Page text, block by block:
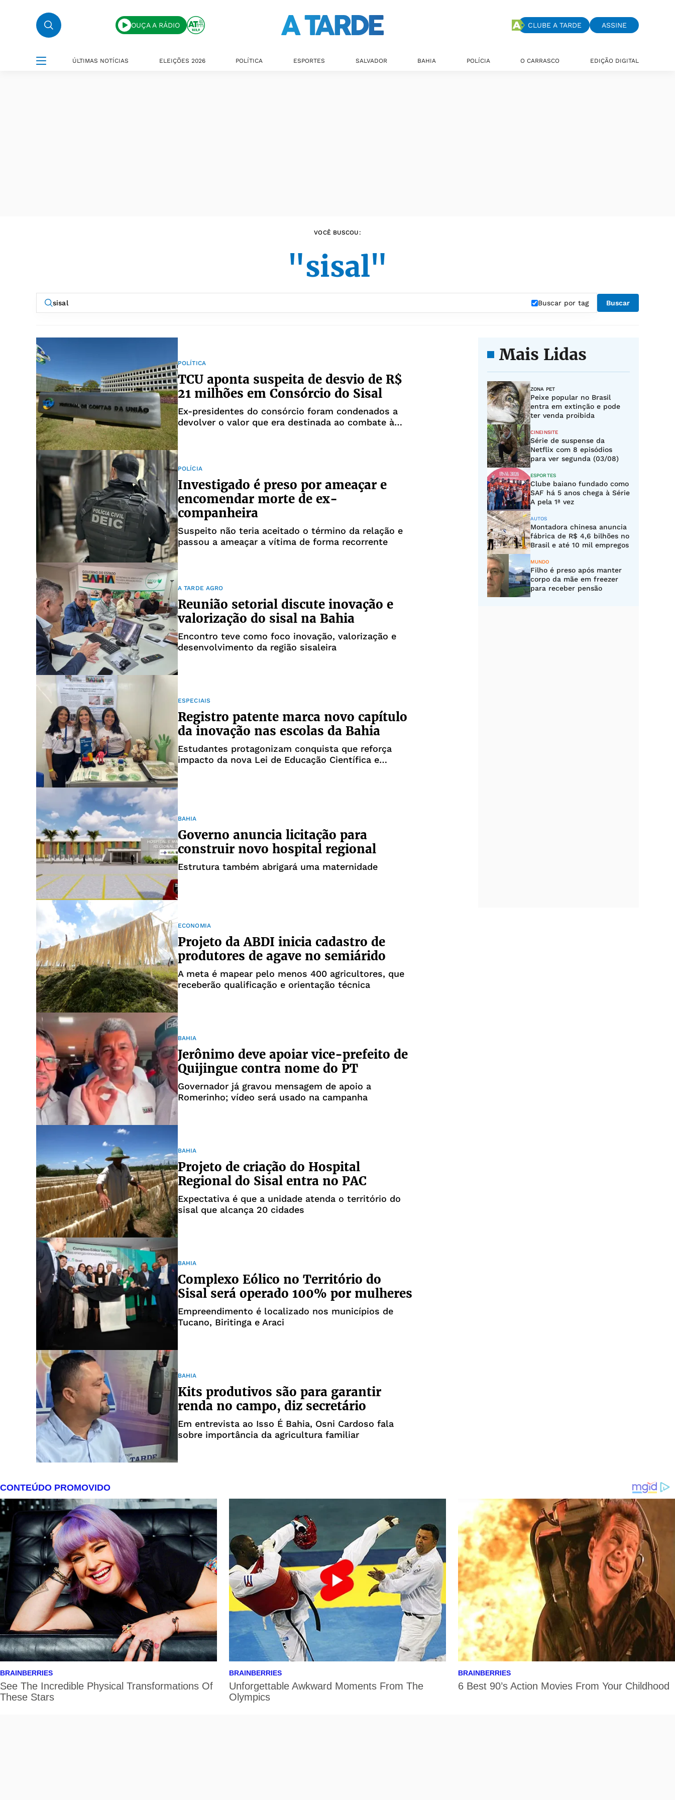
OUÇA A RÁDIO CLUBE A TARDE ASSINE
ÚLTIMAS NOTÍCIAS ELEIÇÕES 2026 POLÍTICA ESPORTES SALVADOR BAHIA POLÍCIA O CARRASCO EDIÇÃO DIGITAL
VOCÊ BUSCOU:
"sisal"
Buscar por tag Buscar
POLÍTICA
TCU aponta suspeita de desvio de R$
21 milhões em Consórcio do Sisal
Ex-presidentes do consórcio foram condenados a
devolver o valor que era destinada ao combate à
POLÍCIA
Investigado é preso por ameaçar e
encomendar morte de ex-
companheira
Suspeito não teria aceitado o término da relação e
passou a ameaçar a vítima de forma recorrente
A TARDE AGRO
Reunião setorial discute inovação e
valorização do sisal na Bahia
Encontro teve como foco inovação, valorização e
desenvolvimento da região sisaleira
ESPECIAIS
Registro patente marca novo capítulo
da inovação nas escolas da Bahia
Estudantes protagonizam conquista que reforça
impacto da nova Lei de Educação Científica e
BAHIA
Governo anuncia licitação para
construir novo hospital regional
Estrutura também abrigará uma maternidade
ECONOMIA
Projeto da ABDI inicia cadastro de
produtores de agave no semiárido
A meta é mapear pelo menos 400 agricultores, que
receberão qualificação e orientação técnica
BAHIA
Jerônimo deve apoiar vice-prefeito de
Quijingue contra nome do PT
Governador já gravou mensagem de apoio a
Romerinho; vídeo será usado na campanha
BAHIA
Projeto de criação do Hospital
Regional do Sisal entra no PAC
Expectativa é que a unidade atenda o território do
sisal que alcança 20 cidades
BAHIA
Complexo Eólico no Território do
Sisal será operado 100% por mulheres
Empreendimento é localizado nos municípios de
Tucano, Biritinga e Araci
BAHIA
Kits produtivos são para garantir
renda no campo, diz secretário
Em entrevista ao Isso É Bahia, Osni Cardoso fala
sobre importância da agricultura familiar
Mais Lidas
ZONA PET
Peixe popular no Brasil
entra em extinção e pode
ter venda proibida
CINEINSITE
Série de suspense da
Netflix com 8 episódios
para ver segunda (03/08)
ESPORTES
Clube baiano fundado como
SAF há 5 anos chega à Série
A pela 1ª vez
AUTOS
Montadora chinesa anuncia
fábrica de R$ 4,6 bilhões no
Brasil e até 10 mil empregos
MUNDO
Filho é preso após manter
corpo da mãe em freezer
para receber pensão